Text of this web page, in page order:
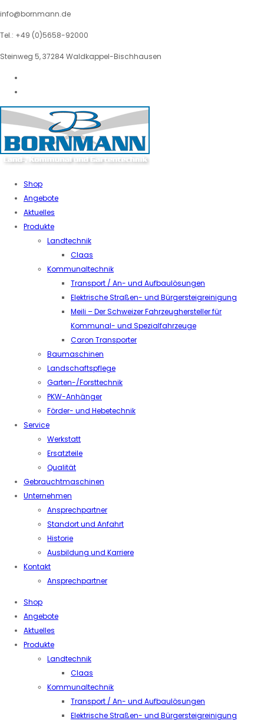
info@bornmann.de
Tel.: +49 (0)5658-92000
Steinweg 5, 37284 Waldkappel-Bischhausen
Shop
Angebote
Aktuelles
Produkte
Landtechnik
Claas
Kommunaltechnik
Transport / An- und Aufbaulösungen
Elektrische Straßen- und Bürgersteigreinigung
Meili – Der Schweizer Fahrzeughersteller für
Kommunal- und Spezialfahrzeuge
Caron Transporter
Baumaschinen
Landschaftspflege
Garten-/Forsttechnik
PKW-Anhänger
Förder- und Hebetechnik
Service
Werkstatt
Ersatzteile
Qualität
Gebrauchtmaschinen
Unternehmen
Ansprechpartner
Standort und Anfahrt
Historie
Ausbildung und Karriere
Kontakt
Ansprechpartner
Shop
Angebote
Aktuelles
Produkte
Landtechnik
Claas
Kommunaltechnik
Transport / An- und Aufbaulösungen
Elektrische Straßen- und Bürgersteigreinigung